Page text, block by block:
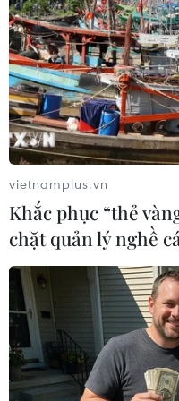
ninh, an toàn, văn
Bí thư Tỉnh ủy Điện
chính quyền, Mặt
chính trị xã hội
cao hơn nữa trong
quy hoạch với tầm
nhằm đưa Điện
thực... Bí thư Tỉnh
ban Nhân dân tỉnh
định chủ trương đầu
tư.
Theo kế hoạch, đến
đấu trở thành tỉnh
triển khá, là trung
Trung du và miền
vietnamplus.vn
Khắc phục “thẻ
chặt quản lý nghề cá